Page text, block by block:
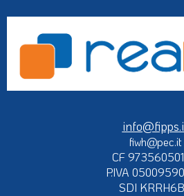
fiwh@pec.it
CF
P.IVA
SDI